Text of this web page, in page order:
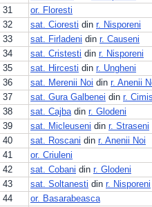
31
or. Floresti
32
sat. Cioresti din r. Nisporeni
33
sat. Firladeni din r. Causeni
34
sat. Cristesti din r. Nisporeni
35
sat. Hircesti din r. Ungheni
36
sat. Merenii Noi din r. Anenii
37
sat. Gura Galbenei din r.
38
sat. Cajbadin r. Glodeni
39
sat. Micleuseni din r. Straseni
40
sat. Roscani din r. Anenii Noi
41
or. Criuleni
42
sat. Cobani din r. Glodeni
43
sat. Soltanesti din r. Nisporeni
44
or. Basarabeasca